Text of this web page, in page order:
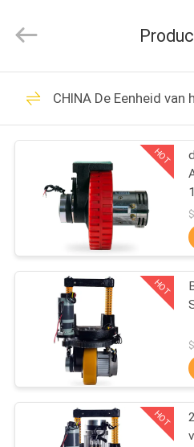
HUIS
PRODUCTEN
VIDEOS
ONGEVEER
ONS
FABRIEKSREIS
CONTACTEER
Co.,Ltd.
Elektrische
stapelaar
Semi
CHINA De Eenheid van
HOT
HOT
HOT